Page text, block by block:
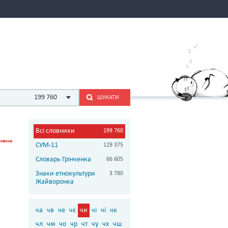
199 760 ШУКАТИ
Всі словники 199 760
СУМ-11 129 375
Словарь Грінченка 66 605
Знаки етнокультури
Жайворонка
3 780
ча чв че чє чи чі чї чк
чл чм чо чр чт чу чх чш